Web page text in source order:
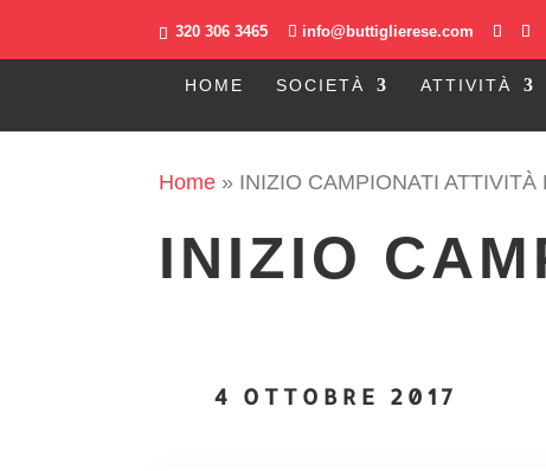
320 306 3465 info@buttiglierese.com
HOME SOCIETÀ ATTIVITÀ
Home » INIZIO CAMPIONATI ATTIVITÀ
INIZIO
4 OTTOBRE 2017